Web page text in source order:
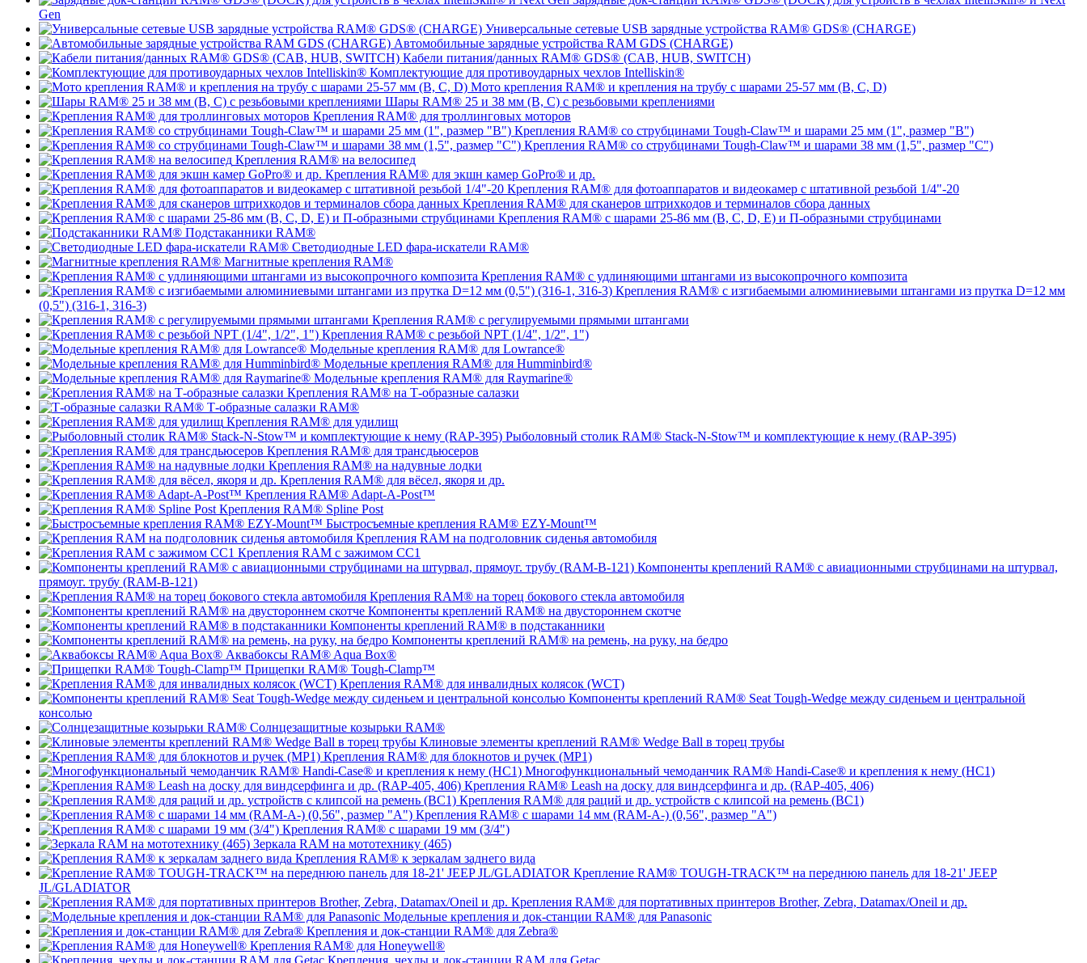
Gen
Универсальные сетевые USB зарядные устройства RAM® GDS® (CHARGE)
Автомобильные зарядные устройства RAM GDS (CHARGE)
Кабели питания/данных RAM® GDS® (CAB, HUB, SWITCH)
Комплектующие для противоударных чехлов Intelliskin®
Мото крепления RAM® и крепления на трубу с шарами 25-57 мм (B, C, D)
Шары RAM® 25 и 38 мм (B, C) с резьбовыми креплениями
Крепления RAM® для троллинговых моторов
Крепления RAM® со струбцинами Tough-Claw™ и шарами 25 мм (1", размер "B")
Крепления RAM® со струбцинами Tough-Claw™ и шарами 38 мм (1,5", размер "C")
Крепления RAM® на велосипед
Крепления RAM® для экшн камер GoPro® и др.
Крепления RAM® для фотоаппаратов и видеокамер с штативной резьбой 1/4"-20
Крепления RAM® для сканеров штрихкодов и терминалов сбора данных
Крепления RAM® с шарами 25-86 мм (B, C, D, E) и П-образными струбцинами
Подстаканники RAM®
Светодиодные LED фара-искатели RAM®
Магнитные крепления RAM®
Крепления RAM® с удлиняющими штангами из высокопрочного композита
Крепления RAM® с изгибаемыми алюминиевыми штангами из прутка D=12 мм
(0,5") (316-1, 316-3)
Крепления RAM® c регулируемыми прямыми штангами
Крепления RAM® с резьбой NPT (1/4", 1/2", 1")
Модельные крепления RAM® для Lowrance®
Модельные крепления RAM® для Humminbird®
Модельные крепления RAM® для Raymarine®
Крепления RAM® на Т-образные салазки
Т-образные салазки RAM®
Крепления RAM® для удилищ
Рыболовный столик RAM® Stack-N-Stow™ и комплектующие к нему (RAP-395)
Крепления RAM® для трансдьюсеров
Крепления RAM® на надувные лодки
Крепления RAM® для вёсел, якоря и др.
Крепления RAM® Adapt-A-Post™
Крепления RAM® Spline Post
Быстросъемные крепления RAM® EZY-Mount™
Крепления RAM на подголовник сиденья автомобиля
Крепления RAM с зажимом СС1
Компоненты креплений RAM® с авиационными струбцинами на штурвал,
прямоуг. трубу (RAM-B-121)
Крепления RAM® на торец бокового стекла автомобиля
Компоненты креплений RAM® на двустороннем скотче
Компоненты креплений RAM® в подстаканники
Компоненты креплений RAM® на ремень, на руку, на бедро
Аквабоксы RAM® Aqua Box®
Прищепки RAM® Tough-Clamp™
Крепления RAM® для инвалидных колясок (WCT)
Компоненты креплений RAM® Seat Tough-Wedge между сиденьем и центральной
консолью
Солнцезащитные козырьки RAM®
Клиновые элементы креплений RAM® Wedge Ball в торец трубы
Крепления RAM® для блокнотов и ручек (MP1)
Многофункциональный чемоданчик RAM® Handi-Case® и крепления к нему (HC1)
Крепления RAM® Leash на доску для виндсерфинга и др. (RAP-405, 406)
Крепления RAM® для раций и др. устройств с клипсой на ремень (BC1)
Крепления RAM® с шарами 14 мм (RAM-A-) (0,56", размер "A")
Крепления RAM® с шарами 19 мм (3/4")
Зеркала RAM на мототехнику (465)
Крепления RAM® к зеркалам заднего вида
Крепление RAM® TOUGH-TRACK™ на переднюю панель для 18-21' JEEP
JL/GLADIATOR
Крепления RAM® для портативных принтеров Brother, Zebra, Datamax/Oneil и др.
Модельные крепления и док-станции RAM® для Panasonic
Крепления и док-станции RAM® для Zebra®
Крепления RAM® для Honeywell®
Крепления, чехлы и док-станции RAM для Getac